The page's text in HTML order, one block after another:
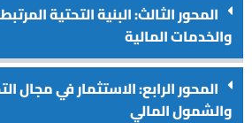
المحور الثالث: البنية التحتية
والخدمات المالية
المحور الرابع: الاستثمار في مجال
والشمول المالي